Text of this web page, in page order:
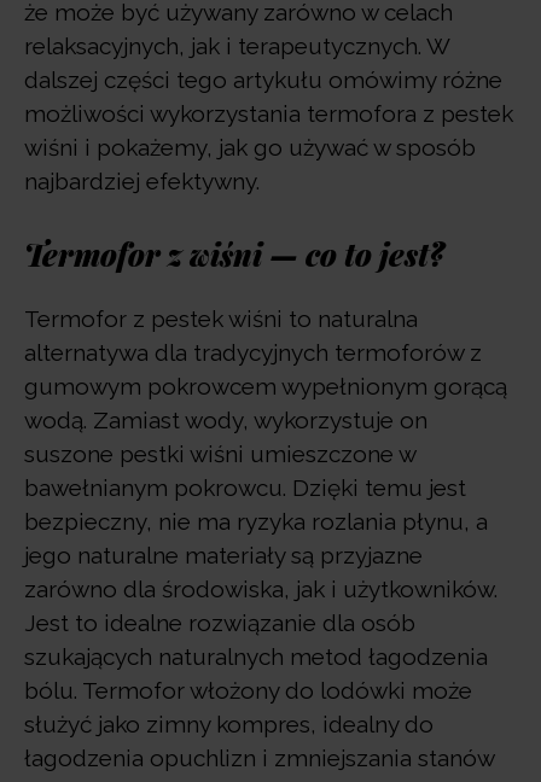
że może być używany zarówno w celach
relaksacyjnych, jak i terapeutycznych. W
dalszej części tego artykułu omówimy różne
możliwości wykorzystania termofora z pestek
wiśni i pokażemy, jak go używać w sposób
najbardziej efektywny.
Termofor z wiśni — co to jest?
Termofor z pestek wiśni to naturalna
alternatywa dla tradycyjnych termoforów z
gumowym pokrowcem wypełnionym gorącą
wodą. Zamiast wody, wykorzystuje on
suszone pestki wiśni umieszczone w
bawełnianym pokrowcu. Dzięki temu jest
bezpieczny, nie ma ryzyka rozlania płynu, a
jego naturalne materiały są przyjazne
zarówno dla środowiska, jak i użytkowników.
Jest to idealne rozwiązanie dla osób
szukających naturalnych metod łagodzenia
bólu. Termofor włożony do lodówki może
służyć jako zimny kompres, idealny do
łagodzenia opuchlizn i zmniejszania stanów